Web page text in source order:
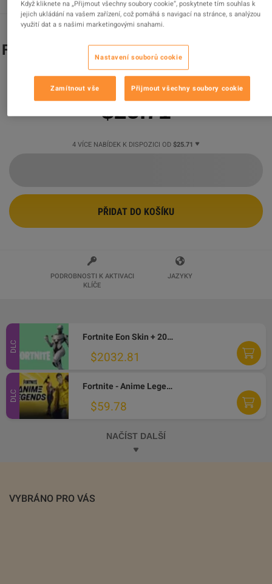
Fortnite 1000 V-Bucks XBOX One CD Key
Prodejce Gamesline
99.75% hodnocení z 36248 je vynikajících!
$25.71
4 VÍCE NABÍDEK K DISPOZICI OD $25.71
PŘIDAT DO KOŠÍKU
PODROBNOSTI K AKTIVACI
KLÍČE
JAZYKY
DLC
Fortnite Eon Skin + 2000 V-Bucks XBOX ONE CD Key
$2032.81
DLC
Fortnite - Anime Legends Pack XBOX One CD Key
$59.78
NAČÍST DALŠÍ
VYBRÁNO PRO VÁS
Když kliknete na „Přijmout všechny soubory cookie“, poskytnete tím souhlas k
jejich ukládání na vašem zařízení, což pomáhá s navigací na stránce, s analýzou
využití dat a s našimi marketingovými snahami.
Nastavení souborů cookie
Zamítnout vše Přijmout všechny soubory cookie